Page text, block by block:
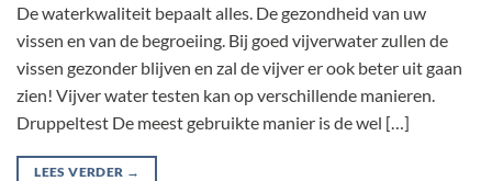
De waterkwaliteit bepaalt alles. De gezondheid van uw
vissen en van de begroeiing. Bij goed vijverwater zullen de
vissen gezonder blijven en zal de vijver er ook beter uit gaan
zien! Vijver water testen kan op verschillende manieren.
Druppeltest De meest gebruikte manier is de wel […]
LEES VERDER →